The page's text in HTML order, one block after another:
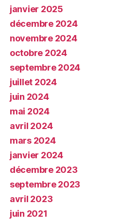
janvier 2025
décembre 2024
novembre 2024
octobre 2024
septembre 2024
juillet 2024
juin 2024
mai 2024
avril 2024
mars 2024
janvier 2024
décembre 2023
septembre 2023
avril 2023
juin 2021